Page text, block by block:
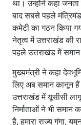
था। उन्होंने कहा
बाद सबसे पहले
कमेटी का गठन किया
नेतृत्व में उत्तराखंड की
पहले उत्तराखंड में समान
मुख्यमंत्री ने कहा
लिए अब समान कानून
उत्तराखंड में यूसीसी
निर्माताओं ने भी समान
है, हमारा राज्य गंगा,